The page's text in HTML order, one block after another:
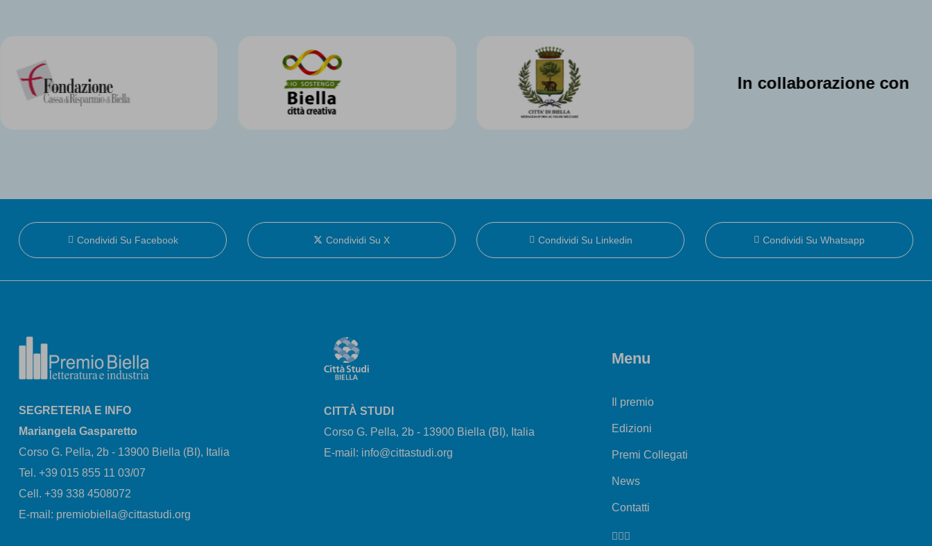
In collaborazione con
Condividi Su Facebook Condividi Su X Condividi Su Linkedin Condividi Su Whatsapp
SEGRETERIA E INFO
Mariangela Gasparetto
Corso G. Pella, 2b - 13900 Biella (BI), Italia
Tel. +39 015 855 11 03/07
Cell. +39 338 4508072
E-mail: premiobiella@cittastudi.org
CITTÀ STUDI
Corso G. Pella, 2b - 13900 Biella (BI), Italia
E-mail: info@cittastudi.org
Menu
Il premio
Edizioni
Premi Collegati
News
Contatti